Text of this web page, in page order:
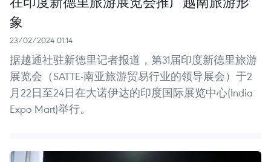
象
23/02/2024 01:14
据越通社驻新德里记者报道，第31届印度新德里旅游
展览会（SATTE-南亚旅游贸易行业的领导展会）于2
月22日至24日在大诺伊达的印度国际展览中心(India
Expo Mart)举行。